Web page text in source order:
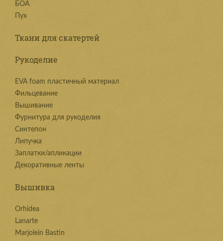
БОА
Пух
Ткани для скатертей
Рукоделие
EVA foam пластичный материал
Фильцевание
Вышивание
Фурнитура для рукоделия
Синтепон
Липучка
Заплатки/апликации
Декоративные ленты
Вышивка
Orhidea
Lanarte
Marjolein Bastin